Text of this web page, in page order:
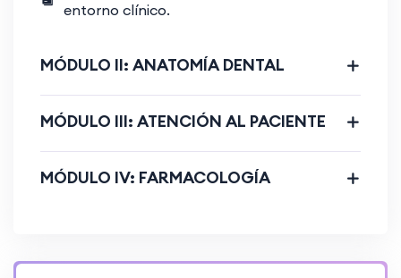
entorno clínico.
MÓDULO II: ANATOMÍA DENTAL
MÓDULO III: ATENCIÓN AL PACIENTE
MÓDULO IV: FARMACOLOGÍA